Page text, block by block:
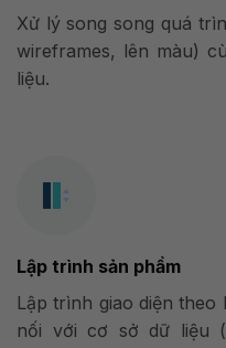
Xử lý song song quá
wireframes, lên màu)
liệu.
Lập trình sản phẩm
Lập trình giao diện
nối với cơ sở dữ liệu